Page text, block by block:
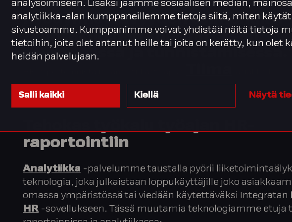
analysoimiseen. Lisäksi jaamme sosiaalisen median,
analytiikka-alan kumppaneillemme tietoja siitä, miten käytät
sivustoamme. Kumppanimme voivat yhdistää näitä tietoja
tietoihin, joita olet antanut heille tai joita on kerätty, kun olet
heidän palvelujaan.
Salli kaikki Kiellä Näytä
mullistaa työaikakirjausten
hyödynnettävyyden esimerkiksi
työntekijöiden kuormituksen
seurannassa ja
raportointiin
Analytiikka -palvelumme taustalla pyörii
teknologia, joka julkaistaan loppukäyttäjille joko
omassa ympäristössä tai viedään käytettäväksi Integratan
HR-sovellukseen. Tässä muutamia teknologiamme etuja